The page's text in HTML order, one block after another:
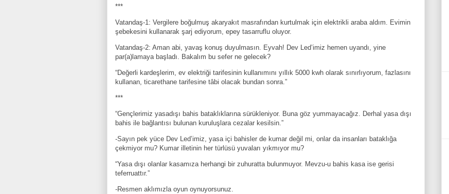
***
Vatandaş-1: Vergilere boğulmuş akaryakıt masrafından kurtulmak için elektrikli araba aldım. Evimin
şebekesini kullanarak şarj ediyorum, epey tasarruflu oluyor.
Vatandaş-2: Aman abi, yavaş konuş duyulmasın. Eyvah! Dev Led’imiz hemen uyandı, yine
par(a)lamaya başladı. Bakalım bu sefer ne gelecek?
“Değerli kardeşlerim, ev elektriği tarifesinin kullanımını yıllık 5000 kwh olarak sınırlıyorum, fazlasını
kullanan, ticarethane tarifesine tâbi olacak bundan sonra.”
***
“Gençlerimiz yasadışı bahis bataklıklarına sürükleniyor. Buna göz yummayacağız. Derhal yasa dışı
bahis ile bağlantısı bulunan kuruluşlara cezalar kesilsin.”
-Sayın pek yüce Dev Led’imiz, yasa içi bahisler de kumar değil mi, onlar da insanları bataklığa
çekmiyor mu? Kumar illetinin her türlüsü yuvaları yıkmıyor mu?
“Yasa dışı olanlar kasamıza herhangi bir zuhuratta bulunmuyor. Mevzu-u bahis kasa ise gerisi
teferruattır.”
-Resmen aklımızla oyun oynuyorsunuz.